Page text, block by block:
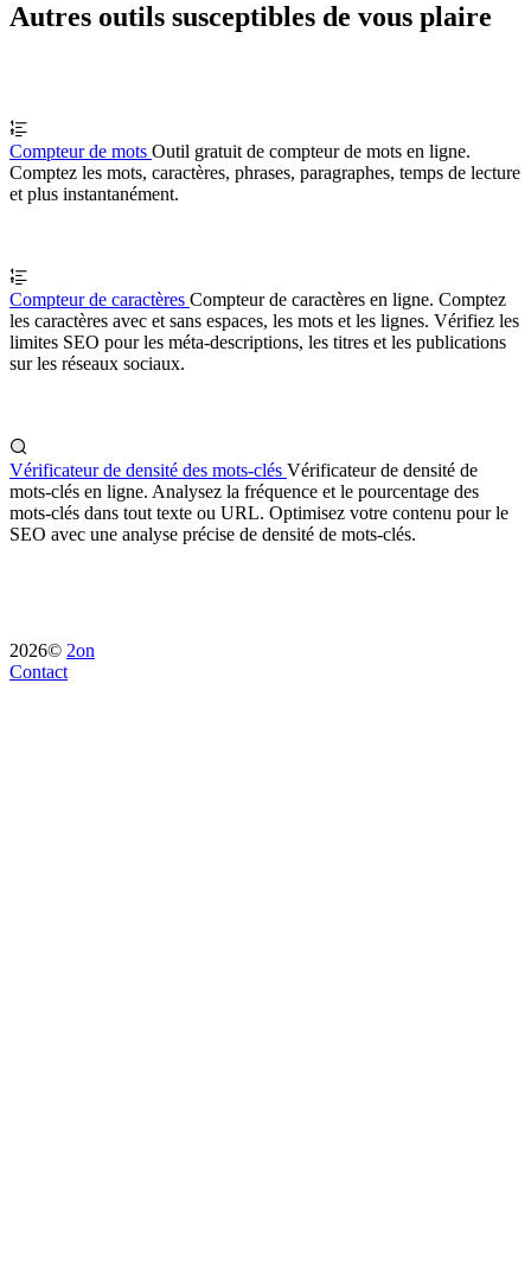
Autres outils susceptibles de vous plaire
Compteur de mots Outil gratuit de compteur de mots en ligne.
Comptez les mots, caractères, phrases, paragraphes, temps de lecture
et plus instantanément.
Compteur de caractères Compteur de caractères en ligne. Comptez
les caractères avec et sans espaces, les mots et les lignes. Vérifiez les
limites SEO pour les méta-descriptions, les titres et les publications
sur les réseaux sociaux.
Vérificateur de densité des mots-clés Vérificateur de densité de
mots-clés en ligne. Analysez la fréquence et le pourcentage des
mots-clés dans tout texte ou URL. Optimisez votre contenu pour le
SEO avec une analyse précise de densité de mots-clés.
2026© 2on
Contact